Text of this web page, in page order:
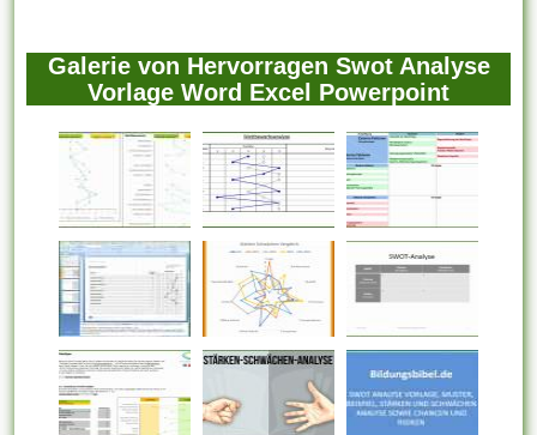
Galerie von Hervorragen Swot Analyse
Vorlage Word Excel Powerpoint